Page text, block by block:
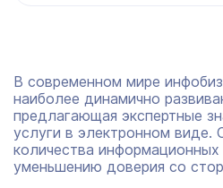
В современном мире
наиболее динамично
предлагающая экспертные
услуги в электронном виде.
количества
уменьшению доверия со